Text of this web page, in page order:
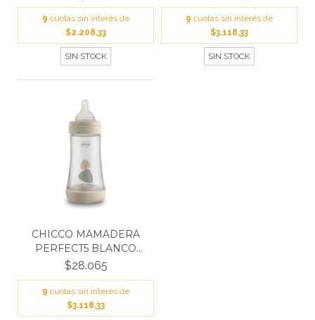
9 cuotas sin interés de
$2.208,33
SIN STOCK
9 cuotas sin interés de
$3.118,33
SIN STOCK
CHICCO MAMADERA
PERFECT5 BLANCO
FLUJO ME...
$28.065
9 cuotas sin interés de
$3.118,33